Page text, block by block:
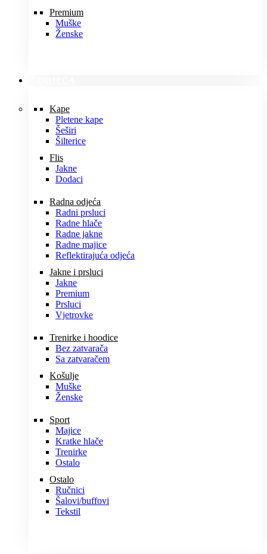
Premium
Muške
Ženske
Kape
Pletene kape
Šeširi
Šilterice
Flis
Jakne
Dodaci
Radna odjeća
Radni prsluci
Radne hlače
Radne jakne
Radne majice
Reflektirajuća odjeća
Jakne i prsluci
Jakne
Premium
Prsluci
Vjetrovke
Trenirke i hoodice
Bez zatvarača
Sa zatvaračem
Košulje
Muške
Ženske
Sport
Majice
Kratke hlače
Trenirke
Ostalo
Ostalo
Ručnici
Šalovi/buffovi
Tekstil